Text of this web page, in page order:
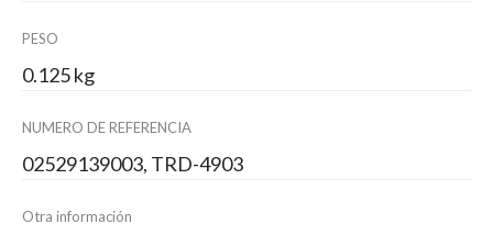
PESO
0.125 kg
NUMERO DE REFERENCIA
02529139003, TRD-4903
Otra información